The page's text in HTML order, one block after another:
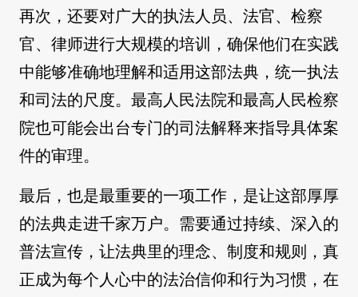
再次，还要对广大的执法人员、法官、检察
官、律师进行大规模的培训，确保他们在实践
中能够准确地理解和适用这部法典，统一执法
和司法的尺度。最高人民法院和最高人民检察
院也可能会出台专门的司法解释来指导具体案
件的审理。
最后，也是最重要的一项工作，是让这部厚厚
的法典走进千家万户。需要通过持续、深入的
普法宣传，让法典里的理念、制度和规则，真
正成为每个人心中的法治信仰和行为习惯，在